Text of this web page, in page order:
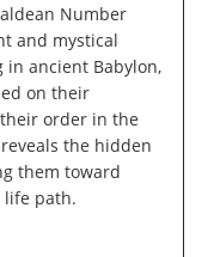
Number
and mystical
in ancient Babylon,
on their
order in the
the hidden
them toward
path.